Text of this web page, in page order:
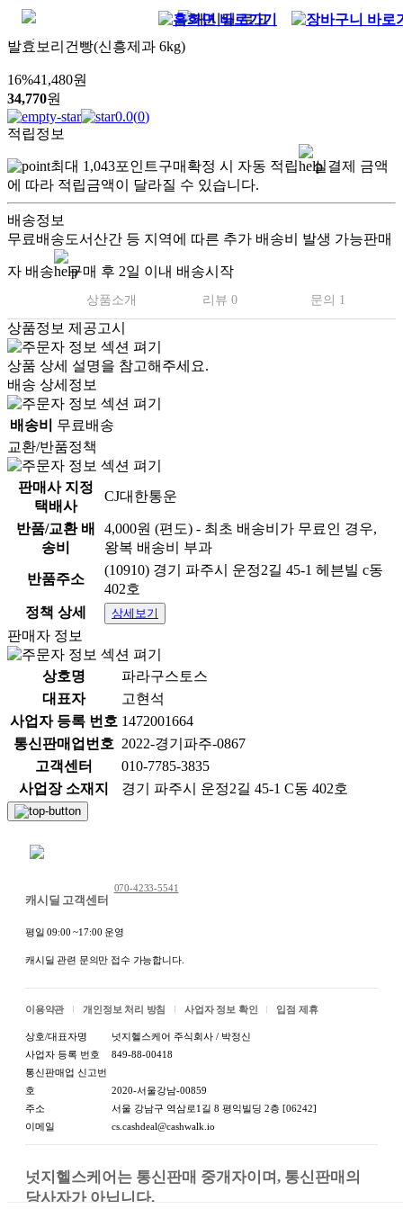
발효보리건빵(신흥제과 6kg)
16%41,480원
34,770원
0.0(0)
적립정보
최대 1,043포인트구매확정 시 자동 적립
실결제 금액
에 따라 적립금액이 달라질 수 있습니다.
배송정보
무료배송도서산간 등 지역에 따른 추가 배송비 발생 가능판매
자 배송 구매 후 2일 이내 배송시작
상품소개 리뷰 0 문의 1
본 제품을 구매하시면 원활한 배송을 위해 꼭 필요한 고객님의 개인정보를
(성함, 주소, 전화번호 등) 택배사 및 제 3업체에서 이용하는 것에 동의하시
는 것으로 간주됩니다.
개인정보는 배송 외의 용도로는 절대 사용되지 않으니 안심하시기 바랍니
다. 안전하게 배송해 드리겠습니다.
상품 정보고시
항목
내용
1.식품등의표시
·광고에관한법
률에 따른 표시
사항
형
1-3.생산자 및
의 경우 생산자,
국)
기 / 수입자 및 제조국:상품 상세정
보에 별도 표기
1-4.제조연월
일,유통기한 또
는 품질유지기
입니다. 유통기한이 지난 상품은 발
송되지 않습니다. / 소비기한:유통
기한 관련 컴플레인 인입 시 '소비
기준에 따라 처리됩니다
상품정보 제공고시
상품 상세 설명을 참고해주세요.
배송 상세정보
배송비
무료배송
교환/반품정책
판매사 지정
택배사
CJ대한통운
반품/교환 배
송비
4,000원 (편도) - 최초 배송비가 무료인 경우,
왕복 배송비 부과
반품주소
(10910) 경기 파주시 운정2길 45-1 헤븐빌 c동
402호
정책 상세
상세보기
판매자 정보
상호명
파라구스토스
대표자
고현석
사업자 등록 번호 1472001664
통신판매업번호 2022-경기파주-0867
고객센터
010-7785-3835
사업장 소재지
경기 파주시 운정2길 45-1 C동 402호
캐시딜 고객센터
070-4233-5541
평일 09:00 ~17:00 운영
캐시딜 관련 문의만 접수 가능합니다.
이용약관 개인정보 처리 방침 사업자 정보 확인 입점 제휴
상호/대표자명
넛지헬스케어 주식회사 / 박정신
사업자 등록 번호
849-88-00418
통신판매업 신고번
호
2020-서울강남-00859
주소
서울 강남구 역삼로1길 8 평익빌딩 2층 [06242]
이메일
cs.cashdeal@cashwalk.io
넛지헬스케어는 통신판매 중개자이며, 통신판매의
당사자가 아닙니다.